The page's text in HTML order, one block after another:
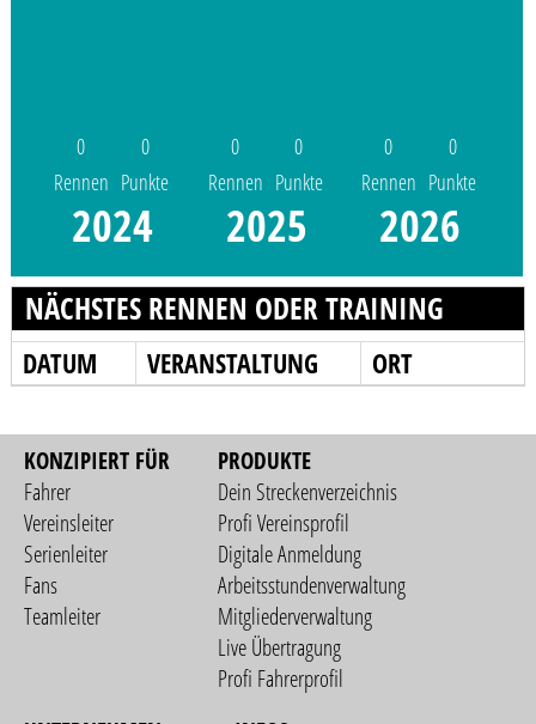
0
Rennen
0
Punkte
2024
0
Rennen
0
Punkte
2025
0
Rennen
0
Punkte
2026
NÄCHSTES RENNEN ODER TRAINING
DATUM VERANSTALTUNG ORT
KONZIPIERT FÜR
Fahrer
Vereinsleiter
Serienleiter
Fans
Teamleiter
PRODUKTE
Dein Streckenverzeichnis
Profi Vereinsprofil
Digitale Anmeldung
Arbeitsstundenverwaltung
Mitgliederverwaltung
Live Übertragung
Profi Fahrerprofil